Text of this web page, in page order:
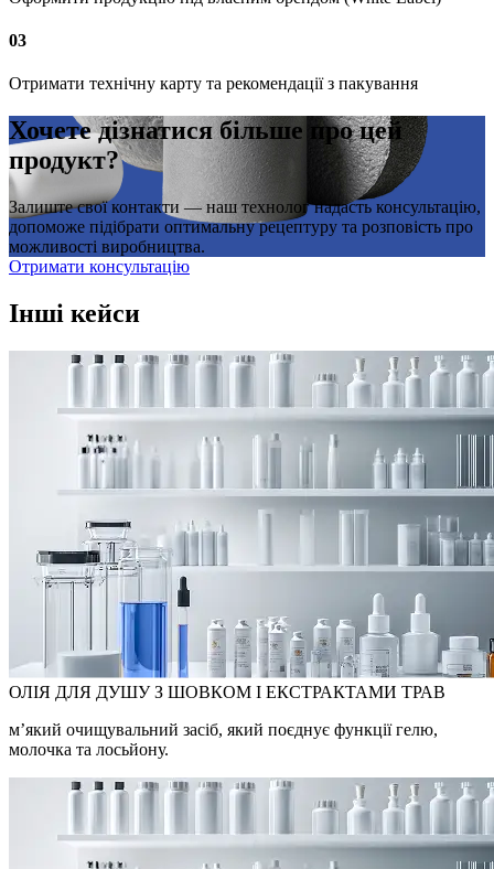
03
Отримати технічну карту та рекомендації з пакування
Хочете дізнатися більше про цей
продукт?
Залиште свої контакти — наш технолог надасть консультацію,
допоможе підібрати оптимальну рецептуру та розповість про
можливості виробництва.
Отримати консультацію
Інші кейси
ОЛІЯ ДЛЯ ДУШУ З ШОВКОМ І ЕКСТРАКТАМИ ТРАВ
м’який очищувальний засіб, який поєднує функції гелю,
молочка та лосьйону.